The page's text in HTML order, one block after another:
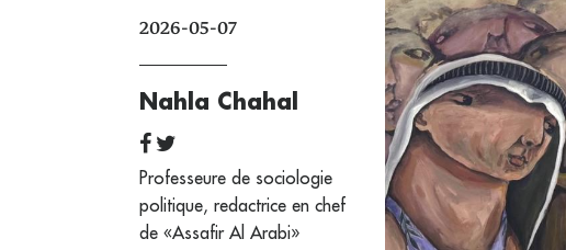
2026-05-07
Nahla Chahal
Professeure de sociologie
politique, redactrice en chef
de «Assafir Al Arabi»